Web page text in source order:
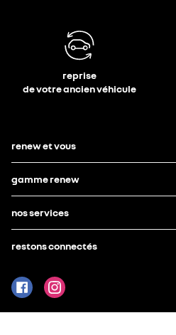
reprise
de votre ancien véhicule
renew et vous
gamme renew
nos services
restons connectés